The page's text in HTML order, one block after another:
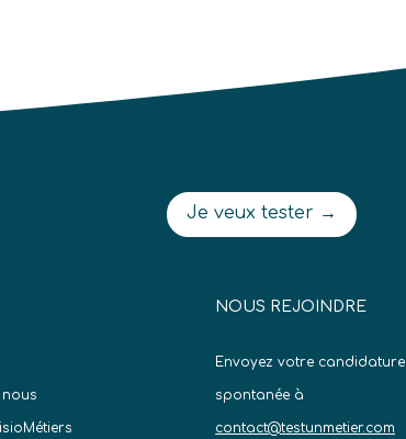
Je veux tester →
NOUS REJOINDRE
Envoyez votre candidature
spontanée à
contact@testunmetier.com